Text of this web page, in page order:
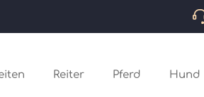
Reiter Pferd Hund